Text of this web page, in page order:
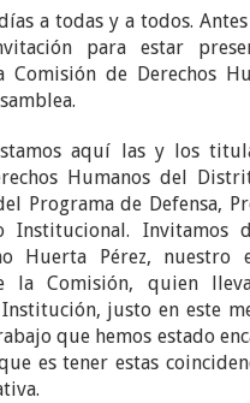
a todas y a todos.
para estar
Comisión de Derechos
aquí las y los
Humanos del
Programa de Defensa,
Institucional. Invitamos
Huerta Pérez, nuestro
la Comisión, quien
justo en este
que hemos estado
es tener estas